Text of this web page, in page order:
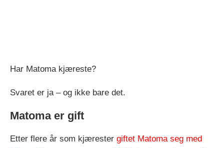
Har Matoma kjæreste?
Svaret er ja – og ikke bare det.
Matoma er gift
Etter flere år som kjærester giftet Matoma seg med